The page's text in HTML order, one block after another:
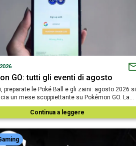
GO: tutti gli eventi di agosto
preparate le Poké Ball e gli zaini: agosto 2026 si
un mese scoppiettante su Pokémon GO. La…
Continua a leggere